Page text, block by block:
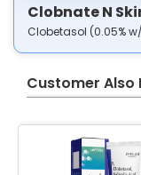
Clobnate N
Clobetasol (0.05%
Customer Also